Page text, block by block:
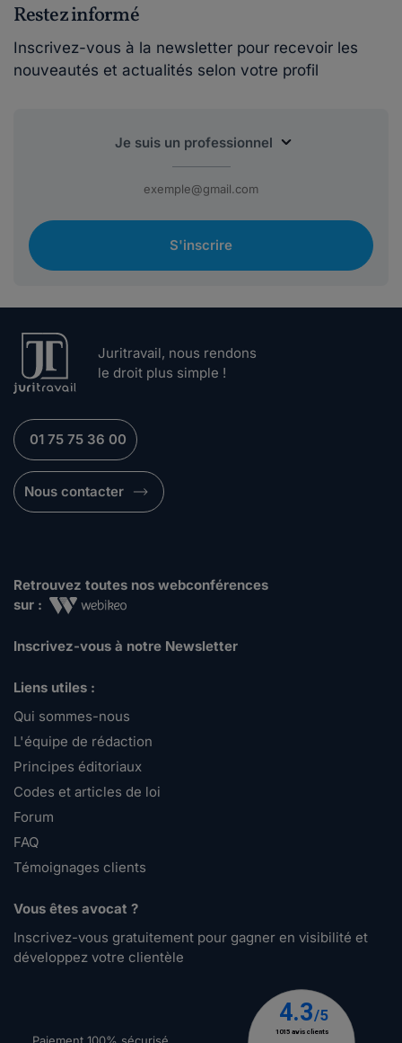
Restez informé
Inscrivez-vous à la newsletter pour recevoir les
nouveautés et actualités selon votre profil
S'inscrire
Juritravail, nous rendons
le droit plus simple !
01 75 75 36 00
Nous contacter
Retrouvez toutes nos webconférences
sur :
Inscrivez-vous à notre Newsletter
Liens utiles :
Qui sommes-nous
L'équipe de rédaction
Principes éditoriaux
Codes et articles de loi
Forum
FAQ
Témoignages clients
Vous êtes avocat ?
Inscrivez-vous gratuitement pour gagner en visibilité et
développez votre clientèle